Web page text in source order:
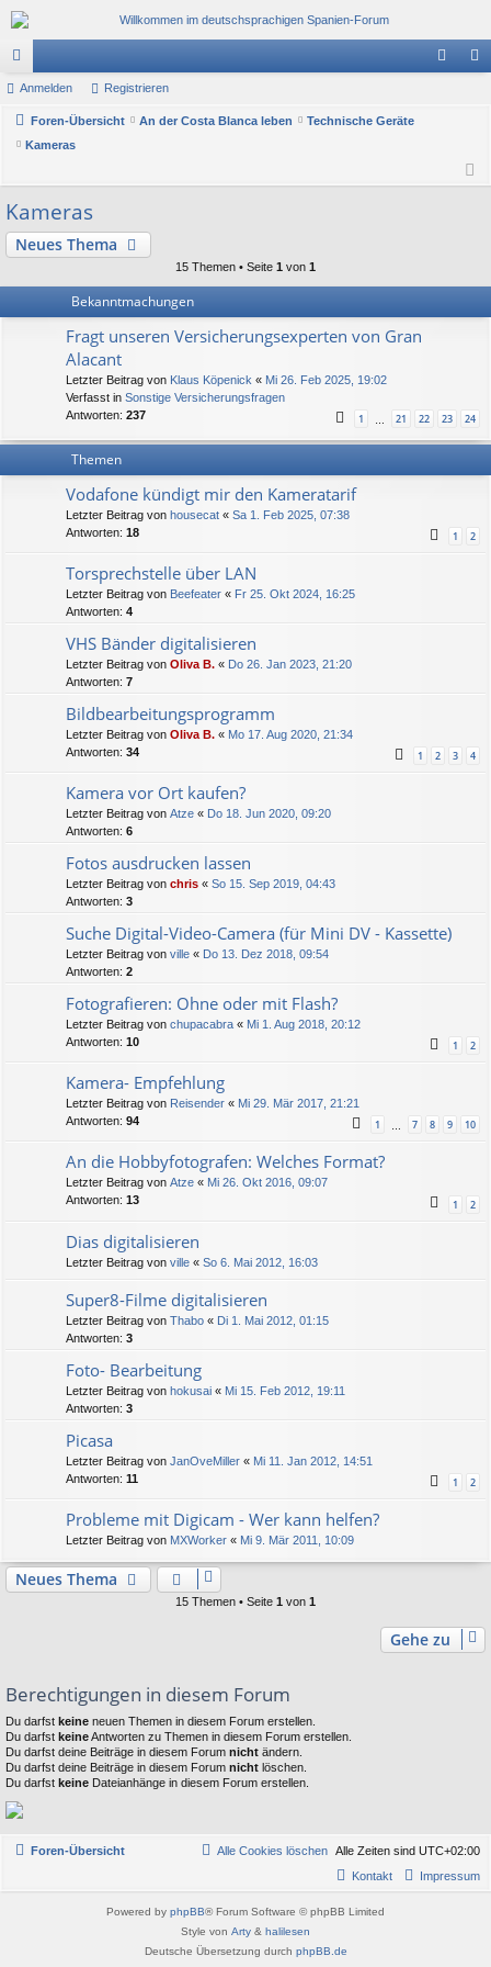
or
en
de re
Anmelden Registrieren
Foren-Übersicht An der Costa Blanca leben
Technische Geräte
Kameras
Kameras
Neues Thema
15 Themen • Seite 1 von 1
Bekanntmachungen
Fragt unseren Versicherungsexperten von Gran
Alacant
Letzter Beitrag von Klaus Köpenick « Mi 26. Feb 2025, 19:02
Verfasst in Sonstige Versicherungsfragen
Antworten: 237 1 … 21 22 23 24
Themen
Vodafone kündigt mir den Kameratarif
Letzter Beitrag von housecat « Sa 1. Feb 2025, 07:38
Antworten: 18 1 2
Torsprechstelle über LAN
Letzter Beitrag von Beefeater « Fr 25. Okt 2024, 16:25
Antworten: 4
VHS Bänder digitalisieren
Letzter Beitrag von Oliva B. « Do 26. Jan 2023, 21:20
Antworten: 7
Bildbearbeitungsprogramm
Letzter Beitrag von Oliva B. « Mo 17. Aug 2020, 21:34
Antworten: 34 1 2 3 4
Kamera vor Ort kaufen?
Letzter Beitrag von Atze « Do 18. Jun 2020, 09:20
Antworten: 6
Fotos ausdrucken lassen
Letzter Beitrag von chris « So 15. Sep 2019, 04:43
Antworten: 3
Suche Digital-Video-Camera (für Mini DV - Kassette)
Letzter Beitrag von ville « Do 13. Dez 2018, 09:54
Antworten: 2
Fotografieren: Ohne oder mit Flash?
Letzter Beitrag von chupacabra « Mi 1. Aug 2018, 20:12
Antworten: 10 1 2
Kamera- Empfehlung
Letzter Beitrag von Reisender « Mi 29. Mär 2017, 21:21
Antworten: 94 1 … 7 8 9 10
An die Hobbyfotografen: Welches Format?
Letzter Beitrag von Atze « Mi 26. Okt 2016, 09:07
Antworten: 13 1 2
Dias digitalisieren
Letzter Beitrag von ville « So 6. Mai 2012, 16:03
Super8-Filme digitalisieren
Letzter Beitrag von Thabo « Di 1. Mai 2012, 01:15
Antworten: 3
Foto- Bearbeitung
Letzter Beitrag von hokusai « Mi 15. Feb 2012, 19:11
Antworten: 3
Picasa
Letzter Beitrag von JanOveMiller « Mi 11. Jan 2012, 14:51
Antworten: 11 1 2
Probleme mit Digicam - Wer kann helfen?
Letzter Beitrag von MXWorker « Mi 9. Mär 2011, 10:09
Neues Thema
15 Themen • Seite 1 von 1
Gehe zu
Berechtigungen in diesem Forum
Du darfst keine neuen Themen in diesem Forum erstellen.
Du darfst keineAntworten zu Themen in diesem Forum erstellen.
Du darfst deine Beiträge in diesem Forum nicht ändern.
Du darfst deine Beiträge in diesem Forum nicht löschen.
Du darfst keine Dateianhänge in diesem Forum erstellen.
Foren-Übersicht Alle Zeiten sind UTC+02:00
Alle Cookies löschen
Impressum
Kontakt
Powered by phpBB® Forum Software © phpBB Limited
Style von Arty & halilesen
Deutsche Übersetzung durch phpBB.de